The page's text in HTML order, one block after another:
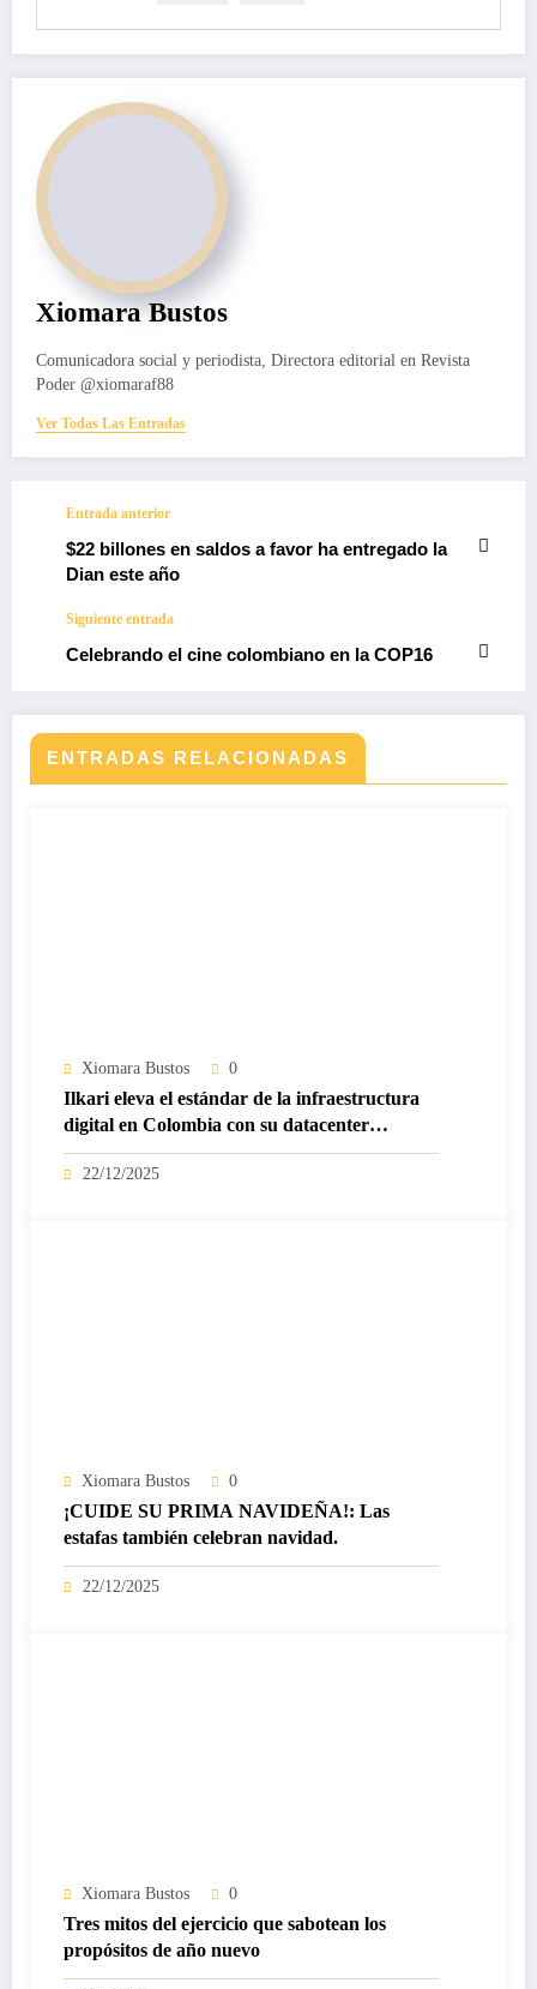
Xiomara Bustos
Comunicadora social y periodista, Directora editorial en Revista
Poder @xiomaraf88
Ver Todas Las Entradas
Entrada anterior
$22 billones en saldos a favor ha entregado la
Dian este año
Siguiente entrada
Celebrando el cine colombiano en la COP16
ENTRADAS RELACIONADAS
Xiomara Bustos 0
Ilkari eleva el estándar de la infraestructura
digital en Colombia con su datacenter
certificado Nivel IV de ICREA
22/12/2025
Xiomara Bustos 0
¡CUIDE SU PRIMA NAVIDEÑA!: Las
estafas también celebran navidad.
22/12/2025
Xiomara Bustos 0
Tres mitos del ejercicio que sabotean los
propósitos de año nuevo